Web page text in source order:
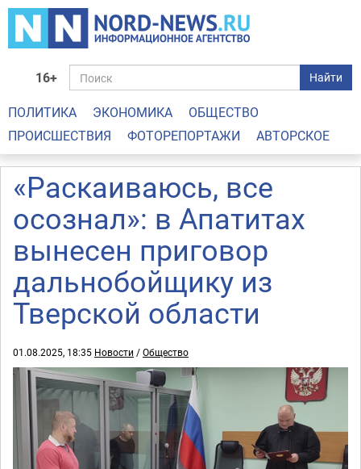
16+ Найти
ПОЛИТИКА ЭКОНОМИКА
ОБЩЕСТВО
ПРОИСШЕСТВИЯ
ФОТОРЕПОРТАЖИ АВТОРСКОЕ
«Раскаиваюсь, все
осознал»: в Апатитах
вынесен приговор
дальнобойщику из
Тверской области
01.08.2025, 18:35 Новости /Общество